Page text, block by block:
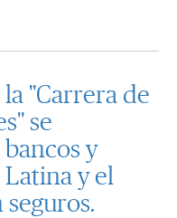
"Carrera de
se
y
y el